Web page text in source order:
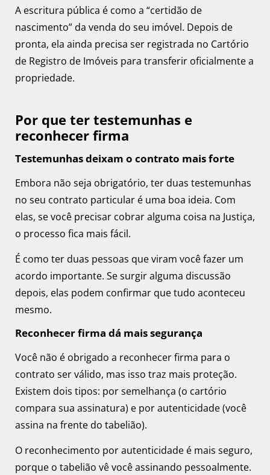
A escritura pública é como a “certidão de
nascimento” da venda do seu imóvel. Depois de
pronta, ela ainda precisa ser registrada no Cartório
de Registro de Imóveis para transferir oficialmente a
propriedade.
Por que ter testemunhas e
reconhecer firma
Testemunhas deixam o contrato mais forte
Embora não seja obrigatório, ter duas testemunhas
no seu contrato particular é uma boa ideia. Com
elas, se você precisar cobrar alguma coisa na Justiça,
o processo fica mais fácil.
É como ter duas pessoas que viram você fazer um
acordo importante. Se surgir alguma discussão
depois, elas podem confirmar que tudo aconteceu
mesmo.
Reconhecer firma dá mais segurança
Você não é obrigado a reconhecer firma para o
contrato ser válido, mas isso traz mais proteção.
Existem dois tipos: por semelhança (o cartório
compara sua assinatura) e por autenticidade (você
assina na frente do tabelião).
O reconhecimento por autenticidade é mais seguro,
porque o tabelião vê você assinando pessoalmente.